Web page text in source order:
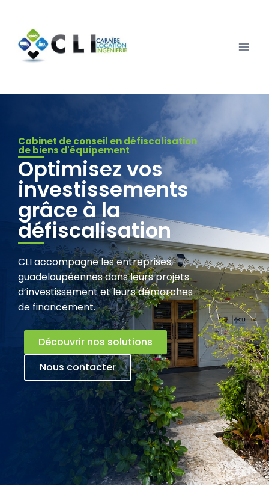
Cabinet de conseil en défiscalisation
de biens d'équipement
Optimisez vos
investissements
grâce à la
défiscalisation
CLI accompagne les entreprises
guadeloupéennes dans leurs projets
d’investissement et leurs démarches
de financement.
Découvrir nos solutions
Nous contacter